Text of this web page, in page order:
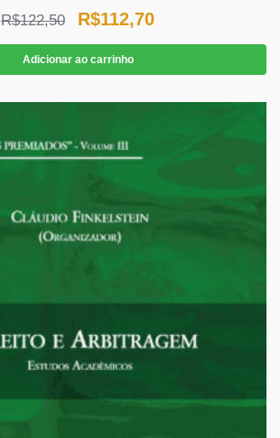
R$122,50
O
preço
original
era:
R$112,70O
preço
atual
é:
Adicionar ao carrinho